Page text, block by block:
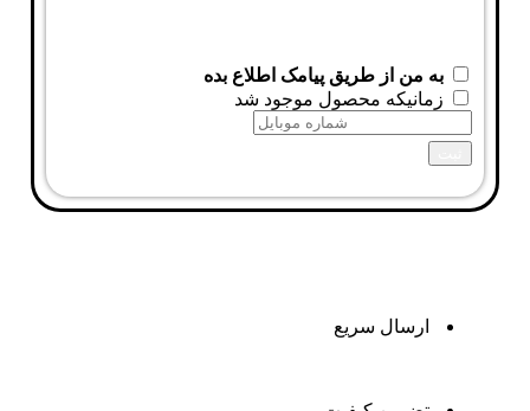
به من از طریق پیامک اطلاع بده
زمانیکه محصول موجود شد
ارسال سریع